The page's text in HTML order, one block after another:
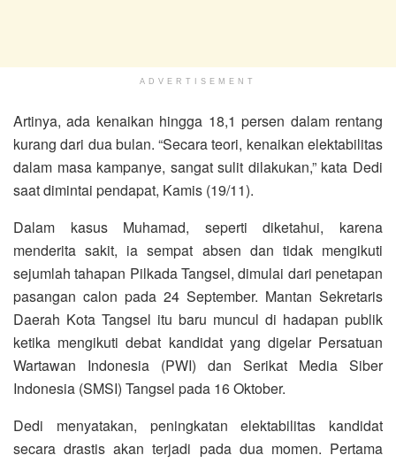
ADVERTISEMENT
Artinya, ada kenaikan hingga 18,1 persen dalam rentang
kurang dari dua bulan. “Secara teori, kenaikan elektabilitas
dalam masa kampanye, sangat sulit dilakukan,” kata Dedi
saat dimintai pendapat, Kamis (19/11).
Dalam kasus Muhamad, seperti diketahui, karena
menderita sakit, ia sempat absen dan tidak mengikuti
sejumlah tahapan Pilkada Tangsel, dimulai dari penetapan
pasangan calon pada 24 September. Mantan Sekretaris
Daerah Kota Tangsel itu baru muncul di hadapan publik
ketika mengikuti debat kandidat yang digelar Persatuan
Wartawan Indonesia (PWI) dan Serikat Media Siber
Indonesia (SMSI) Tangsel pada 16 Oktober.
Dedi menyatakan, peningkatan elektabilitas kandidat
secara drastis akan terjadi pada dua momen. Pertama